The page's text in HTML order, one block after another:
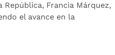
Francia Márquez,
el avance en la